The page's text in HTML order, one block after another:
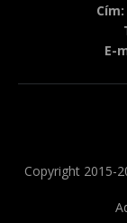
Cím:
E-
Copyright 2015-